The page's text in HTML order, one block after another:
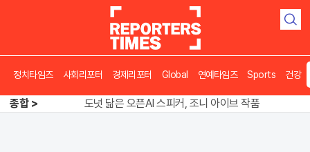
검
정치타임즈 사회리포터 경제리포터 Global 연예타임즈 Sports 건강
종합 >
도넛 닮은 오픈AI 스피커, 조니 아이브 작품